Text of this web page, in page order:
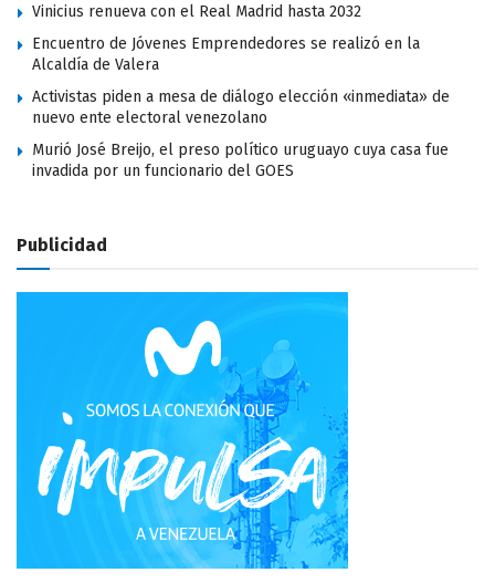
Vinicius renueva con el Real Madrid hasta 2032
Encuentro de Jóvenes Emprendedores se realizó en la
Alcaldía de Valera
Activistas piden a mesa de diálogo elección «inmediata» de
nuevo ente electoral venezolano
Murió José Breijo, el preso político uruguayo cuya casa fue
invadida por un funcionario del GOES
Publicidad